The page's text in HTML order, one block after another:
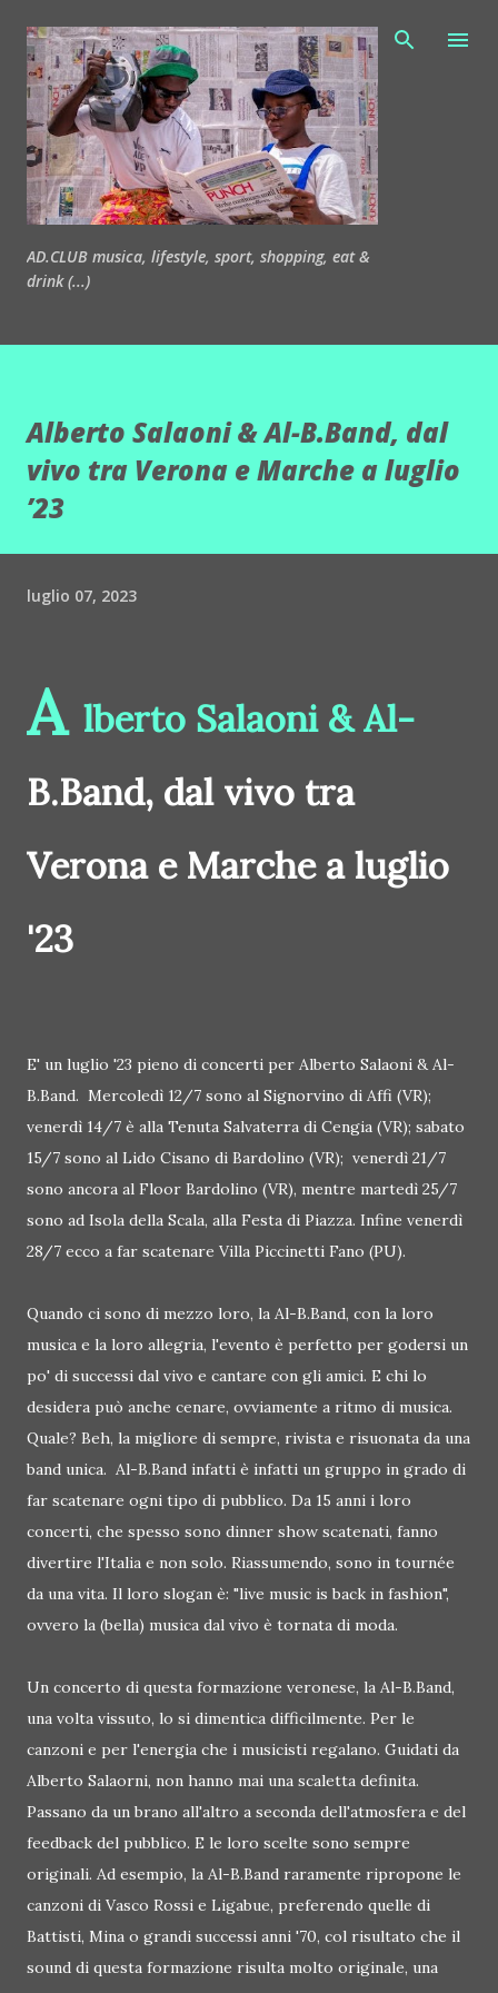
Passa ai contenuti principali
AD.CLUB musica, lifestyle, sport, shopping, eat &
drink (...)
Alberto Salaoni & Al-B.Band, dal
vivo tra Verona e Marche a luglio
’23
luglio 07, 2023
A lberto Salaoni & Al-
B.Band, dal vivo tra
Verona e Marche a luglio
'23
E' un luglio '23 pieno di concerti per Alberto Salaoni & Al-
B.Band. Mercoledì 12/7 sono al Signorvino di Affi (VR);
venerdì 14/7 è alla Tenuta Salvaterra di Cengia (VR); sabato
15/7 sono al Lido Cisano di Bardolino (VR); venerdì 21/7
sono ancora al Floor Bardolino (VR), mentre martedì 25/7
sono ad Isola della Scala, alla Festa di Piazza. Infine venerdì
28/7 ecco a far scatenare Villa Piccinetti Fano (PU).
Quando ci sono di mezzo loro, la Al-B.Band, con la loro
musica e la loro allegria, l'evento è perfetto per godersi un
po' di successi dal vivo e cantare con gli amici. E chi lo
desidera può anche cenare, ovviamente a ritmo di musica.
Quale? Beh, la migliore di sempre, rivista e risuonata da una
band unica. Al-B.Band infatti è infatti un gruppo in grado di
far scatenare ogni tipo di pubblico. Da 15 anni i loro
concerti, che spesso sono dinner show scatenati, fanno
divertire l'Italia e non solo. Riassumendo, sono in tournée
da una vita. Il loro slogan è: "live music is back in fashion",
ovvero la (bella) musica dal vivo è tornata di moda.
Un concerto di questa formazione veronese, la Al-B.Band,
una volta vissuto, lo si dimentica difficilmente. Per le
canzoni e per l'energia che i musicisti regalano. Guidati da
Alberto Salaorni, non hanno mai una scaletta definita.
Passano da un brano all'altro a seconda dell'atmosfera e del
feedback del pubblico. E le loro scelte sono sempre
originali. Ad esempio, la Al-B.Band raramente ripropone le
canzoni di Vasco Rossi e Ligabue, preferendo quelle di
Battisti, Mina o grandi successi anni '70, col risultato che il
sound di questa formazione risulta molto originale, una